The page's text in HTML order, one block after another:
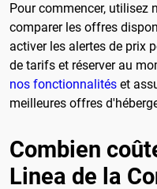
Pour commencer, utilisez
comparer les offres
activer les alertes de prix
de tarifs et réserver au
nos fonctionnalités et
meilleures offres
Combien
Linea de la